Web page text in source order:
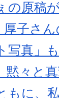
の原稿
厚子さ
写真」
黙々と
もに、